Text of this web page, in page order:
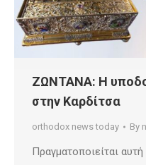
ΖΩΝΤΑΝΑ: Η
στην Καρδίτσα
orthodox news today By
Πραγματοποιείται